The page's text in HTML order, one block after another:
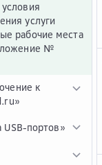
услуги
рабочие места
№
к
USB-портов»